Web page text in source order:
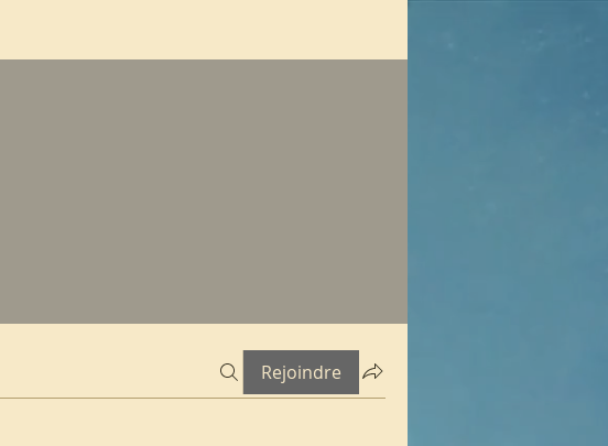
Rejoindre